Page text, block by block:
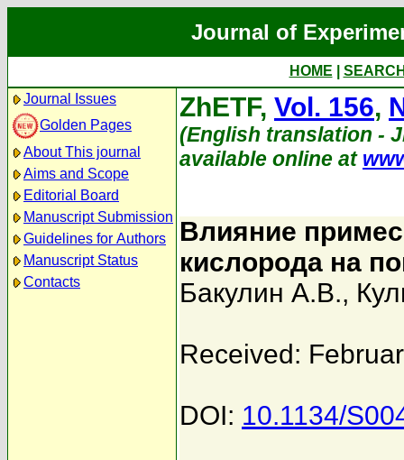
Journal of
HOME
Journal Issues
Golden Pages
About This journal
Aims and Scope
Editorial Board
Manuscript Submission
Guidelines for Authors
Manuscript Status
Contacts
ZhETF, Vol. 156,
(English translation -
available online at
Влияние
кислорода на
Бакулин А.В.,
Received:
DOI: 10.1134/